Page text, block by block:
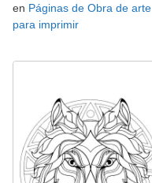
en Páginas de Obra de arte
para imprimir